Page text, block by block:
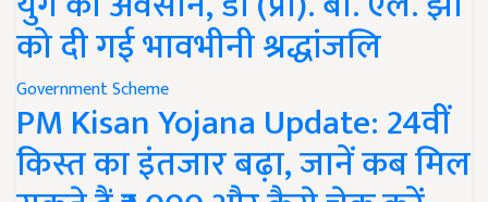
को दी गई भावभीनी श्रद्धांजलि
Government Scheme
PM Kisan Yojana Update: 24वीं
किस्त का इंतजार बढ़ा, जानें कब मिल